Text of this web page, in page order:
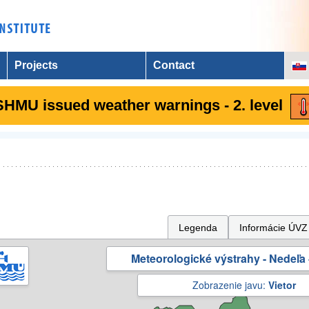
Projects Contact
issued weather warnings - 2. level
Legenda Informácie
Meteorologické výstrahy - Nedeľa
Zobrazenie javu: Vietor